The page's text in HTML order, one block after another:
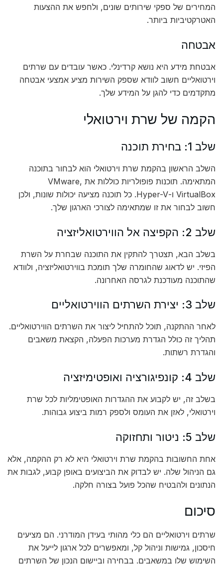
המחירים של ספקי שירותים שונים, ולחפש את ההצעות
האטרקטיביות ביותר.
אבטחה
אבטחת מידע היא נושא קרדינלי. כאשר עובדים עם שרתים
וירטואליים חשוב לוודא שספק השירות מציע אמצעי אבטחה
מתקדמים כדי להגן על המידע שלך.
הקמה של שרת וירטואלי
שלב 1: בחירת תוכנה
השלב הראשון בהקמת שרת וירטואלי הוא לבחור בתוכנה
המתאימה. תוכנות פופולריות כוללות את VMware,
VirtualBox ו-Hyper-V. כל תוכנה מציעה יכולות שונות, ולכן
חשוב לבחור את זו שמתאימה לצורכי הארגון שלך.
שלב 2: הקפיצה אל הווירטואליזציה
בשלב הבא, תצטרך להתקין את התוכנה שבחרת על השרת
הפיזי. יש לדאוג שהחומרה שלך תומכת בווירטואליזציה, ולוודא
שהתוכנה מעודכנת לגרסה האחרונה.
שלב 3: יצירת השרתים הווירטואליים
לאחר ההתקנה, תוכל להתחיל ליצור את השרתים הווירטואליים.
תהליך זה כולל הגדרת מערכות הפעלה, הקצאת משאבים
והגדרת רשתות.
שלב 4: קונפיגורציה ואופטימיזציה
בשלב זה, יש לקבוע את ההגדרות האופטימליות לכל שרת
וירטואלי, לאזן את העומס ולספק רמות ביצוע גבוהות.
שלב 5: ניטור ותחזוקה
אחת החשובות בהקמת שרת וירטואלי היא לא רק ההקמה, אלא
גם הניהול שלה. יש לבדוק את הביצועים באופן קבוע, לגבות את
הנתונים ולהבטיח שהכל פועל בצורה חלקה.
סיכום
שרתים וירטואליים הם כלי מהותי בעידן המודרני. הם מציעים
חיסכון, גמישות וניהול קל, ומאפשרים לכל ארגון לייעל את
השימוש שלו במשאבים. בבחירה וביישום הנכון של השרתים